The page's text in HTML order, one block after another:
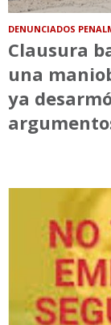
DENUNCIADOS
Clausura
una
ya